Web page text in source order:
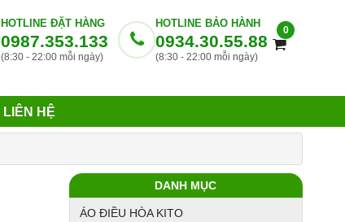
HOTLINE ĐẶT HÀNG
0987.353.133
(8:30 - 22:00 mỗi ngày)
HOTLINE BẢO HÀNH
0934.30.55.88
(8:30 - 22:00 mỗi ngày)
0
LIÊN HỆ
DANH MỤC
ÁO ĐIỀU HÒA KITO